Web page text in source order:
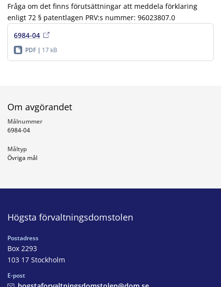
Fråga om det finns förutsättningar att meddela förklaring
enligt 72 § patentlagen PRV:s nummer: 96023807.0
6984-04
PDF 17 kB
Om avgörandet
Målnummer
6984-04
Måltyp
Övriga mål
Högsta förvaltningsdomstolen
Postadress
Box 2293
103 17 Stockholm
E-post